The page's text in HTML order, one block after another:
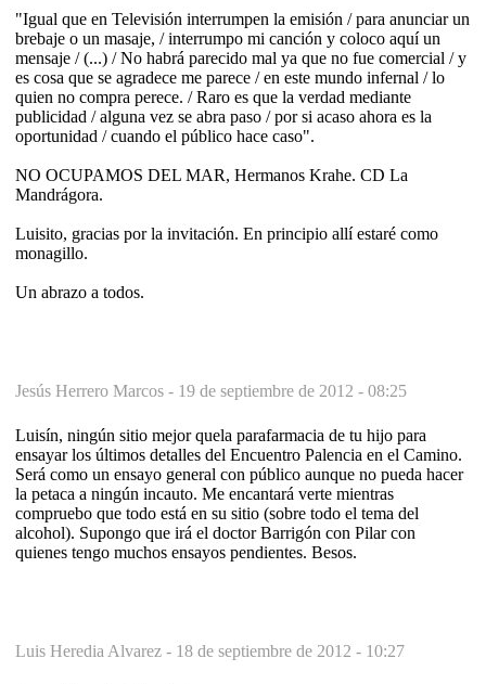
"Igual que en Televisión interrumpen la emisión / para anunciar un
brebaje o un masaje, / interrumpo mi canción y coloco aquí un
mensaje / (...) / No habrá parecido mal ya que no fue comercial / y
es cosa que se agradece me parece / en este mundo infernal / lo
quien no compra perece. / Raro es que la verdad mediante
publicidad / alguna vez se abra paso / por si acaso ahora es la
oportunidad / cuando el público hace caso".
NO OCUPAMOS DEL MAR, Hermanos Krahe. CD La
Mandrágora.
Luisito, gracias por la invitación. En principio allí estaré como
monagillo.
Un abrazo a todos.
Jesús Herrero Marcos - 19 de septiembre de 2012 - 08:25
Luisín, ningún sitio mejor quela parafarmacia de tu hijo para
ensayar los últimos detalles del Encuentro Palencia en el Camino.
Será como un ensayo general con público aunque no pueda hacer
la petaca a ningún incauto. Me encantará verte mientras
compruebo que todo está en su sitio (sobre todo el tema del
alcohol). Supongo que irá el doctor Barrigón con Pilar con
quienes tengo muchos ensayos pendientes. Besos.
Luis Heredia Alvarez - 18 de septiembre de 2012 - 10:27